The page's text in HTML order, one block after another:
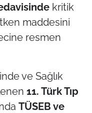
kritik
maddesini
resmen
ve Sağlık
11. Türk Tıp
TÜSEB ve